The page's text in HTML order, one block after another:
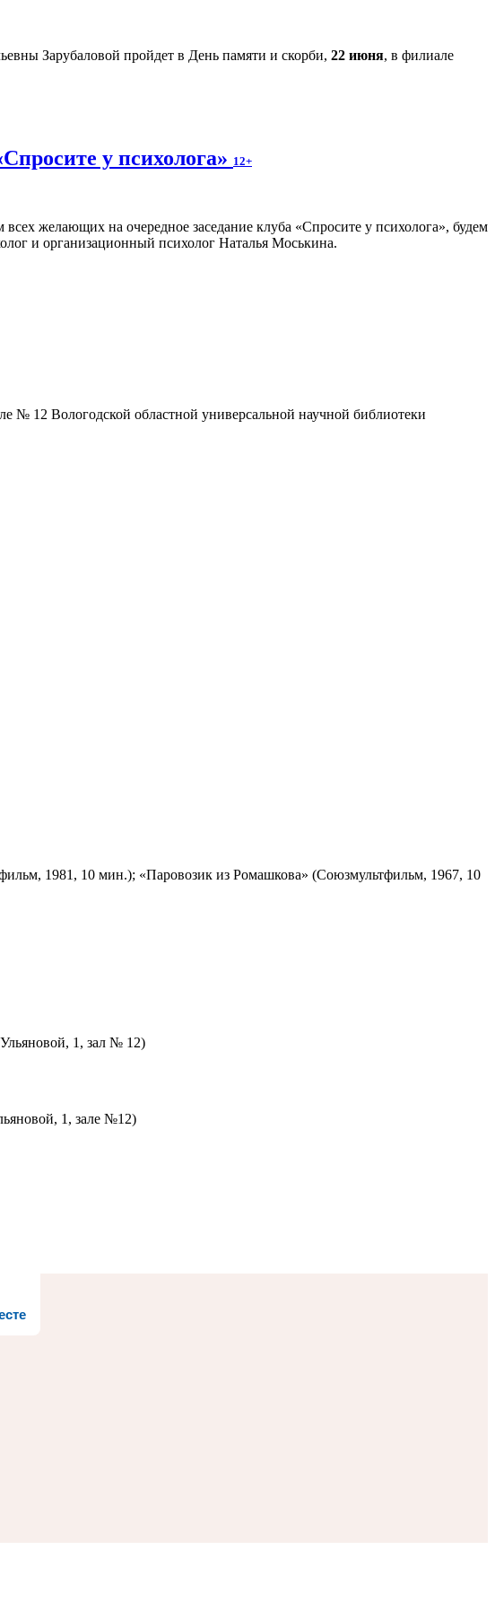
Зарубаловой пройдет в День памяти и скорби, 22 июня, в филиале
у психолога» 12+
всех желающих на очередное заседание клуба «Спросите у психолога», будем
и организационный психолог Наталья Моськина.
№ 12 Вологодской областной универсальной научной библиотеки
1981, 10 мин.); «Паровозик из Ромашкова» (Союзмультфильм, 1967, 10
1, зал № 12)
1, зале №12)